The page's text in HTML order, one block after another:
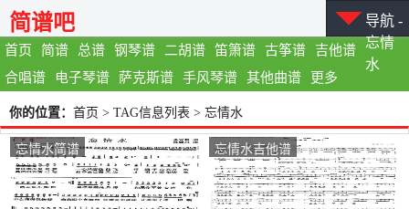
首页 简谱 总谱 钢琴谱 二胡谱 笛箫谱 古筝谱
吉他谱
合唱谱
电子琴谱 萨克斯谱 手风琴谱 其他曲谱 更多
简谱吧
导航 -
忘情
水
你的位置： 首页 > TAG信息列表 > 忘情水
忘情水简谱 忘情水吉他谱